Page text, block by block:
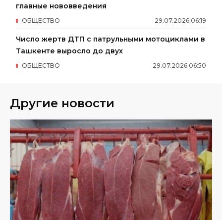
главные нововведения
29.07.2026 06:19
ОБЩЕСТВО
Число жертв ДТП с патрульными мотоциклами в
Ташкенте выросло до двух
29.07.2026 06:50
ОБЩЕСТВО
Другие новости